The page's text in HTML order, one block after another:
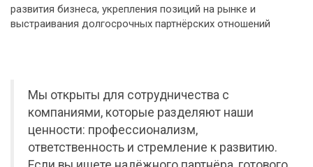
развития бизнеса, укрепления позиций на рынке и
выстраивания долгосрочных партнёрских отношений
Мы открыты для сотрудничества с
компаниями, которые разделяют наши
ценности: профессионализм,
ответственность и стремление к развитию.